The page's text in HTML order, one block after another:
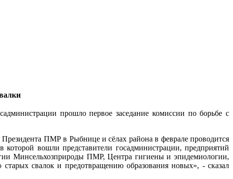
прошло первое заседание комиссии по борьбе с
ПМР в Рыбнице и сёлах района в феврале проводится
вошли представители госадминистрации, предприятий
Минсельхозприроды ПМР, Центра гигиены и эпидемиологии,
свалок и предотвращению образования новых», - сказал